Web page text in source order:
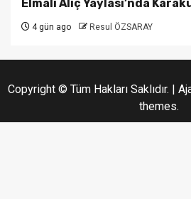
Elmalı Alıç Yaylası’nda
4 gün ago Resul ÖZSARAY
Copyright © Tüm Hakları Saklıdır. |
themes.